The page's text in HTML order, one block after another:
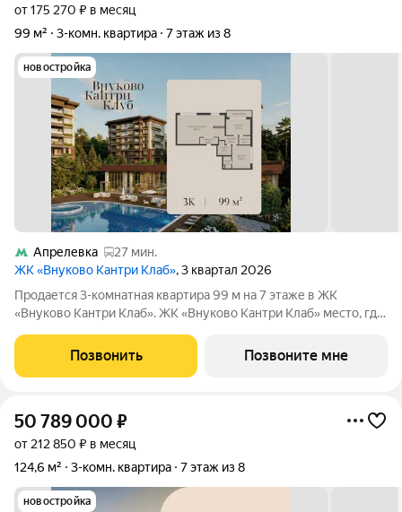
от 175 270 ₽ в месяц
99 м²
3-комн. квартира 7 этаж из 8
новостройка
Апрелевка
27 мин.
ЖК «Внуково Кантри Клаб», 3 квартал 2026
Продается 3-комнатная квартира 99 м на 7 этаже в ЖК
«Внуково Кантри Клаб». ЖК «Внуково Кантри Клаб» место, где
современного мегаполиса. Пространство, созданное для тех,
кто ценит уединение,
Позвонить Позвоните мне
50 789 000 ₽
от 212 850 ₽ в месяц
124,6 м²
3-комн. квартира 7 этаж из 8
новостройка